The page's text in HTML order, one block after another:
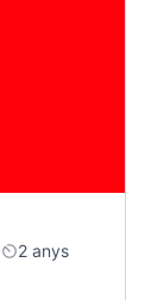
2 anys